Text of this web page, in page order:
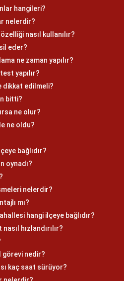
hangileri?
nelerdir?
nasıl kullanılır?
eder?
ne zaman yapılır?
yapılır?
dikkat edilmeli?
bitti?
ne olur?
ne oldu?
bağlıdır?
oynadı?
nelerdir?
mı?
hangi ilçeye bağlıdır?
hızlandırılır?
görevi nedir?
kaç saat sürüyor?